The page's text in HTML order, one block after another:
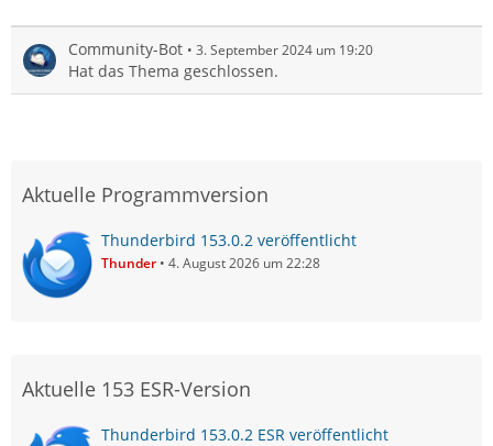
Community-Bot 3. September 2024 um 19:20
Hat das Thema geschlossen.
Aktuelle Programmversion
Thunderbird 153.0.2 veröffentlicht
Thunder 4. August 2026 um 22:28
Aktuelle 153 ESR-Version
Thunderbird 153.0.2 ESR veröffentlicht